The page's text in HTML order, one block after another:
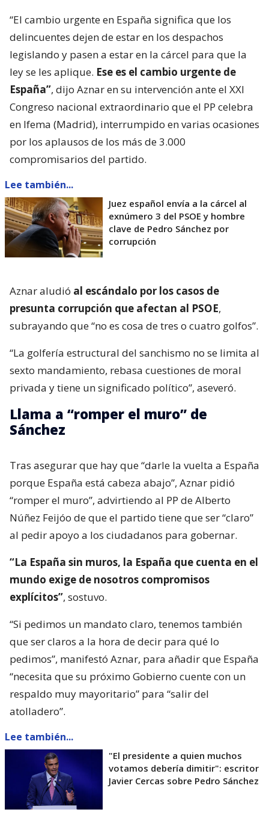
“El cambio urgente en España significa que los
delincuentes dejen de estar en los despachos
legislando y pasen a estar en la cárcel para que la
ley se les aplique. Ese es el cambio urgente de
España”, dijo Aznar en su intervención ante el XXI
Congreso nacional extraordinario que el PP celebra
en Ifema (Madrid), interrumpido en varias ocasiones
por los aplausos de los más de 3.000
compromisarios del partido.
Lee también...
Juez español envía a la cárcel al
exnúmero 3 del PSOE y hombre
clave de Pedro Sánchez por
corrupción
Aznar aludió al escándalo por los casos de
presunta corrupción que afectan al PSOE,
subrayando que “no es cosa de tres o cuatro golfos”.
“La golfería estructural del sanchismo no se limita al
sexto mandamiento, rebasa cuestiones de moral
privada y tiene un significado político”, aseveró.
Llama a “romper el muro” de
Sánchez
Tras asegurar que hay que “darle la vuelta a España
porque España está cabeza abajo”, Aznar pidió
“romper el muro”, advirtiendo al PP de Alberto
Núñez Feijóo de que el partido tiene que ser “claro”
al pedir apoyo a los ciudadanos para gobernar.
“La España sin muros, la España que cuenta en el
mundo exige de nosotros compromisos
explícitos”, sostuvo.
“Si pedimos un mandato claro, tenemos también
que ser claros a la hora de decir para qué lo
pedimos”, manifestó Aznar, para añadir que España
“necesita que su próximo Gobierno cuente con un
respaldo muy mayoritario” para “salir del
atolladero”.
Lee también...
"El presidente a quien muchos
votamos debería dimitir": escritor
Javier Cercas sobre Pedro Sánchez